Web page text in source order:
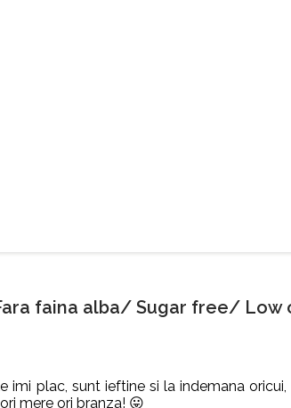
(Fara faina alba/ Sugar free/
plac, sunt ieftine si la indemana
mere ori branza! 😛